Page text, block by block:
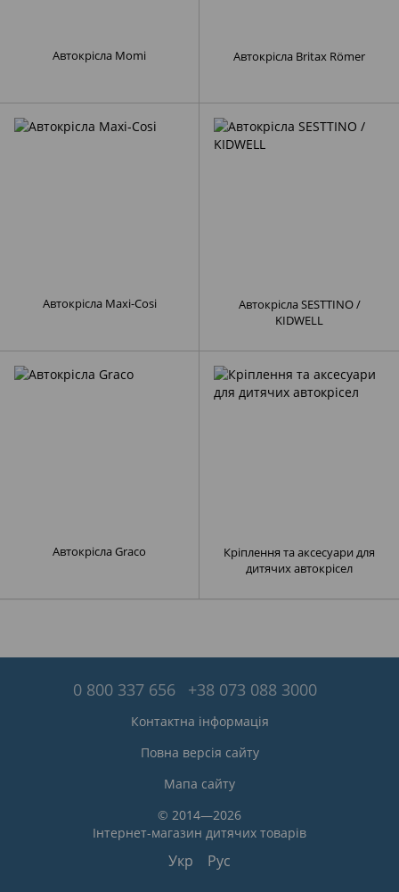
Автокрісла Momi Автокрісла Britax Römer
Автокрісла Maxi-Cosi
Автокрісла SESTTINO /
KIDWELL
Автокрісла Graco
Кріплення та аксесуари для
дитячих автокрісел
0 800 337 656 +38 073 088 3000
Контактна інформація
Повна версія сайту
Мапа сайту
© 2014—2026
Інтернет-магазин дитячих товарів
Укр Рус